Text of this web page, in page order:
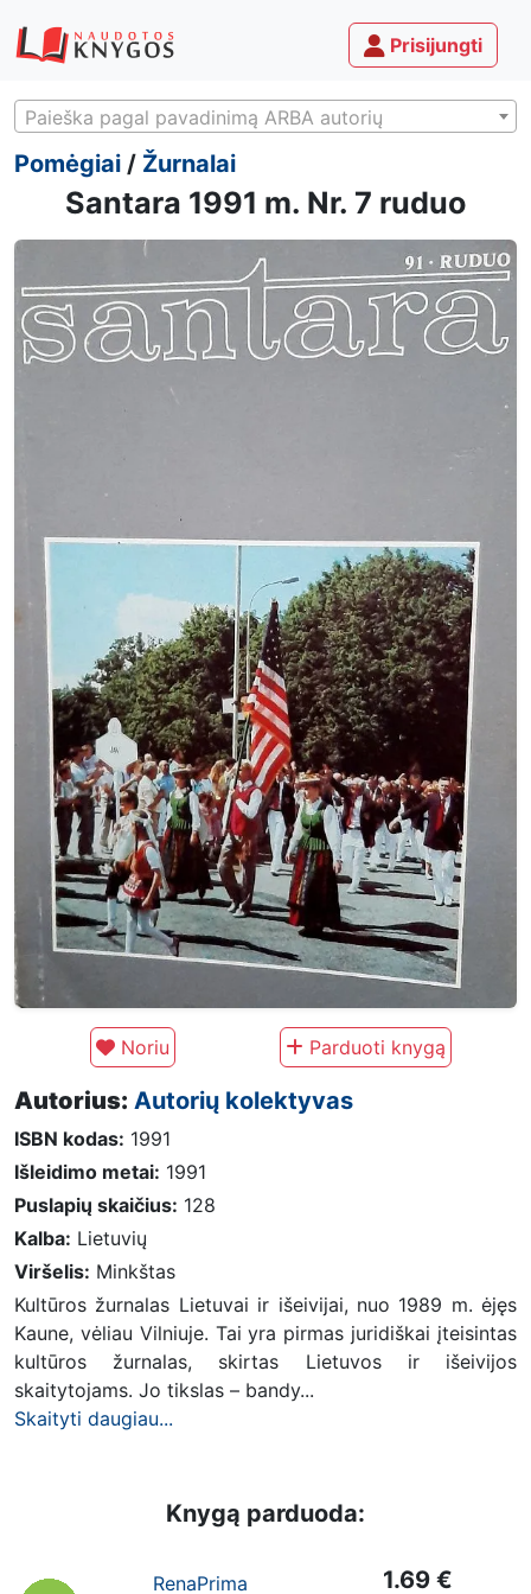
Prisijungti
Paieška pagal pavadinimą ARBA autorių
Pomėgiai / Žurnalai
Santara 1991 m. Nr. 7 ruduo
Noriu Parduoti knygą
Autorius: Autorių kolektyvas
ISBN kodas: 1991
Išleidimo metai: 1991
Puslapių skaičius: 128
Kalba: Lietuvių
Viršelis: Minkštas
Kultūros žurnalas Lietuvai ir išeivijai, nuo 1989 m. ėjęs
Kaune, vėliau Vilniuje. Tai yra pirmas juridiškai įteisintas
kultūros žurnalas, skirtas Lietuvos ir išeivijos
skaitytojams. Jo tikslas – bandy...
Skaityti daugiau...
Knygą parduoda:
RenaPrima 1.69 €